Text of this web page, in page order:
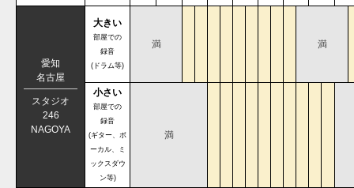
愛知
名古屋
スタジオ
246
NAGOYA
大きい
部屋での
録音
(ドラム等)
満 満
小さい
部屋での
録音
(ギター、ボ
ーカル、ミ
ックスダウ
ン等)
満